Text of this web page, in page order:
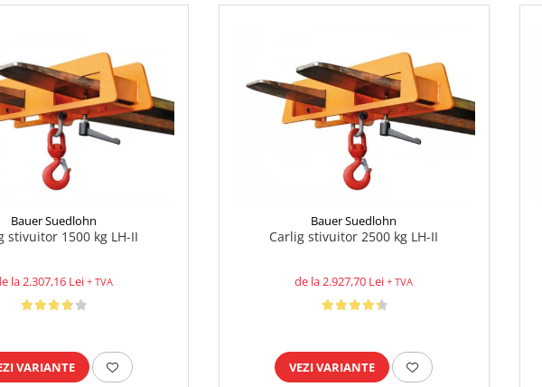
Bauer Suedlohn
stivuitor 1500 kg LH-II
la 2.307,16 Lei+ TVA
VARIANTE
Bauer Suedlohn
Carlig stivuitor 2500 kg LH-II
de la 2.927,70 Lei+ TVA
VEZI VARIANTE